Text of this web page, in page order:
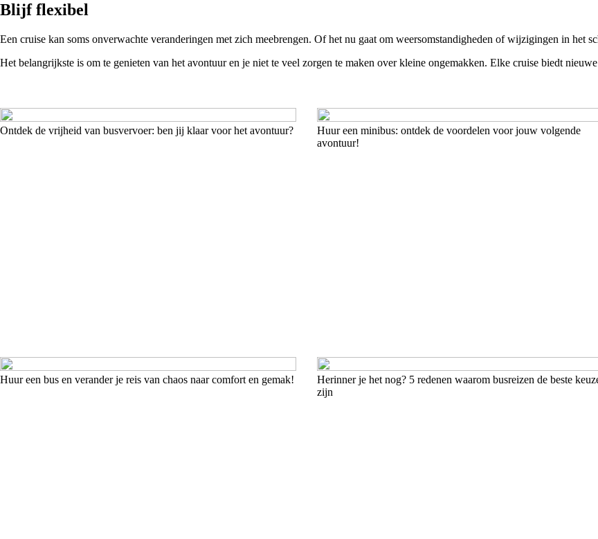
Blijf flexibel
Een cruise kan soms onverwachte veranderingen met zich meebrengen. Of het nu gaat om weersomstandigheden of wijzigingen in het
Het belangrijkste is om te genieten van het avontuur en je niet te veel zorgen te maken over kleine ongemakken. Elke cruise biedt
Ontdek de vrijheid van busvervoer: ben jij klaar voor het avontuur?
Huur een minibus: ontdek de voordelen voor jouw volgende
avontuur!
Huur een bus en verander je reis van chaos naar comfort en gemak!
Herinner je het nog? 5 redenen waarom busreizen de beste
zijn